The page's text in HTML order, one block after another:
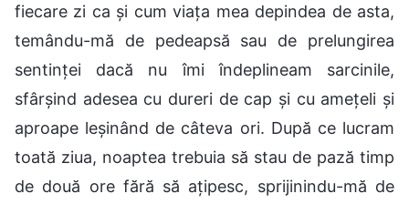
fiecare zi ca și cum viața mea depindea de asta,
temându-mă de pedeapsă sau de prelungirea
sentinței dacă nu îmi îndeplineam sarcinile,
sfârșind adesea cu dureri de cap și cu amețeli și
aproape leșinând de câteva ori. După ce lucram
toată ziua, noaptea trebuia să stau de pază timp
de două ore fără să ațipesc, sprijinindu-mă de